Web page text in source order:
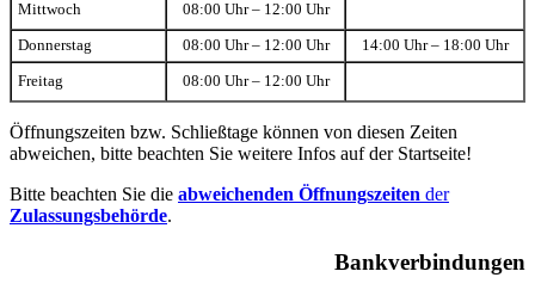
Mittwoch 08:00 Uhr – 12:00 Uhr
Donnerstag 08:00 Uhr – 12:00 Uhr 14:00 Uhr – 18:00 Uhr
Freitag 08:00 Uhr – 12:00 Uhr
Öffnungszeiten bzw. Schließtage können von diesen Zeiten
abweichen, bitte beachten Sie weitere Infos auf der Startseite!
Bitte beachten Sie die abweichenden Öffnungszeiten der
Zulassungsbehörde.
Bankverbindungen